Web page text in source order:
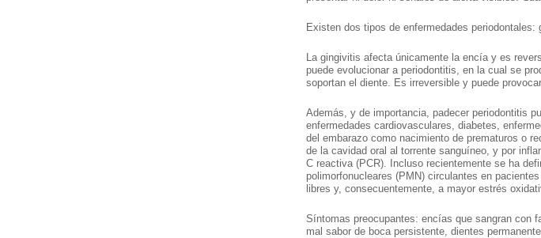
Existen dos tipos de enfermedades periodontales:
La gingivitis afecta únicamente la encía y es
puede evolucionar a periodontitis, en la cual se
soportan el diente. Es irreversible y puede
Además, y de importancia, padecer periodontitis
enfermedades cardiovasculares, diabetes,
del embarazo como nacimiento de prematuros o
de la cavidad oral al torrente sanguíneo, y por
C reactiva (PCR). Incluso recientemente se ha
polimorfonucleares (PMN) circulantes en
libres y, consecuentemente, a mayor estrés
Síntomas preocupantes: encías que sangran con
mal sabor de boca persistente, dientes